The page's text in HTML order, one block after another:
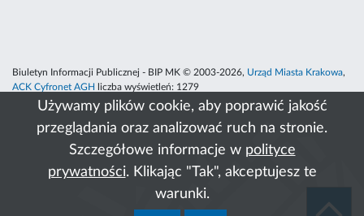
Używamy plików cookie, aby poprawić jakość
przeglądania oraz analizować ruch na stronie.
Szczegółowe informacje w polityce
prywatności. Klikając "Tak", akceptujesz te
warunki.
Biuletyn Informacji Publicznej - BIP MK © 2003-2026, Urząd Miasta Krakowa,
ACK Cyfronet AGH
liczba wyświetleń: 1279